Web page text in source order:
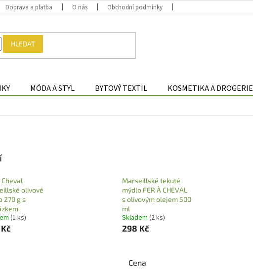
Doprava a platba O nás Obchodní podmínky
HLEDAT
MÓDA A STYL BYTOVÝ TEXTIL KOSMETIKA A DROGERIE
Cheval
olivové
270 g s
(1 ks)
Marseillské tekuté
mýdlo FER À CHEVAL
s olivovým olejem 500
ml
Skladem (2 ks)
298 Kč
Cena